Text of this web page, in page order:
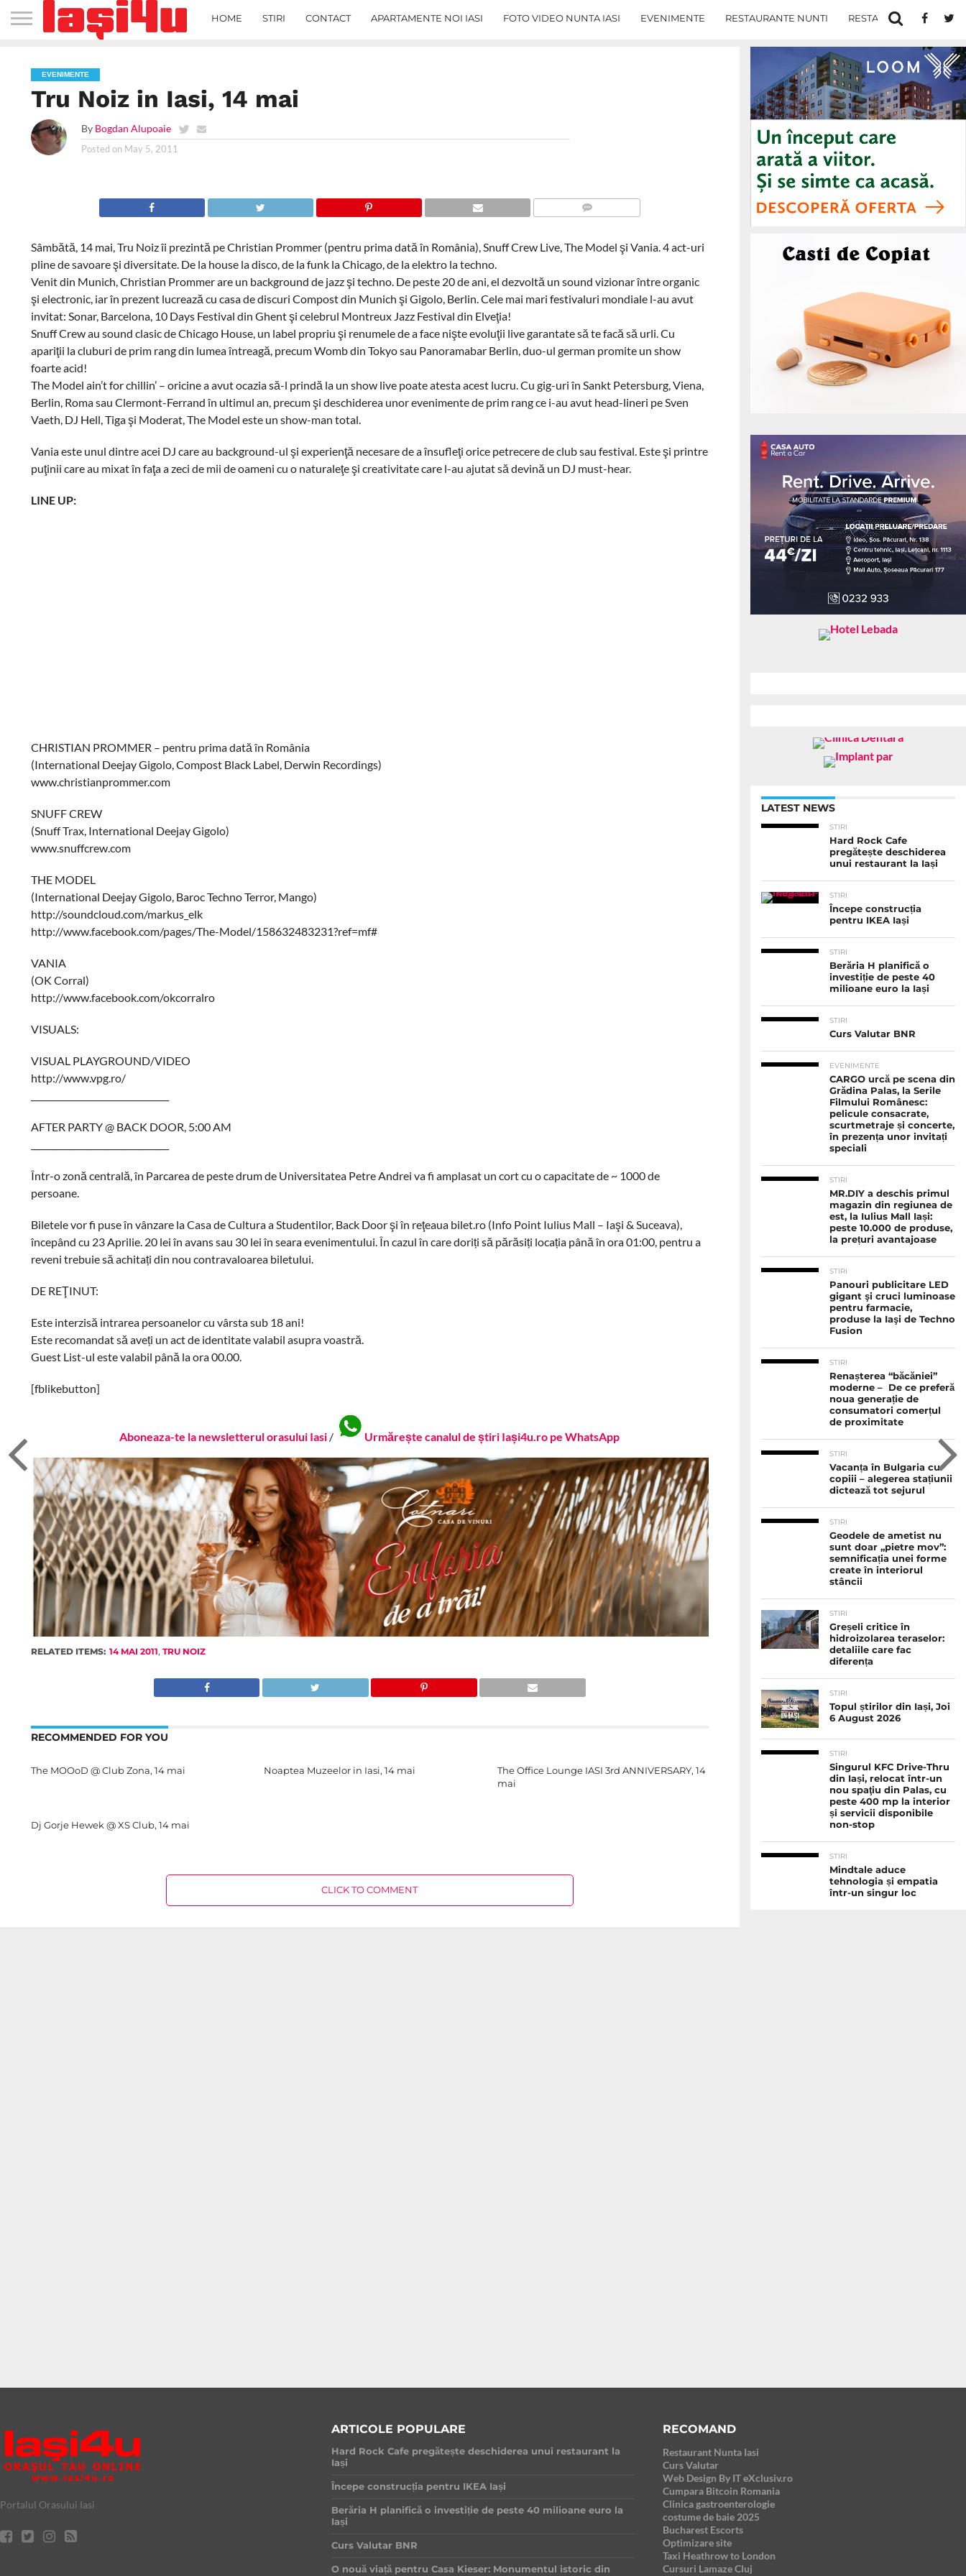
HOME STIRI CONTACT APARTAMENTE NOI IASI FOTO VIDEO NUNTA IASI EVENIMENTE RESTAURANTE NUNTI RESTAURANTE IN IASI
EVENIMENTE
Tru Noiz in Iasi, 14 mai
By Bogdan Alupoaie
Posted on May 5, 2011
Sâmbătă, 14 mai, Tru Noiz îi prezintă pe Christian Prommer (pentru prima dată în România), Snuff Crew Live, The Model şi Vania. 4 act-uri
pline de savoare şi diversitate. De la house la disco, de la funk la Chicago, de la elektro la techno.
Venit din Munich, Christian Prommer are un background de jazz şi techno. De peste 20 de ani, el dezvoltă un sound vizionar între organic
şi electronic, iar în prezent lucrează cu casa de discuri Compost din Munich şi Gigolo, Berlin. Cele mai mari festivaluri mondiale l-au avut
invitat: Sonar, Barcelona, 10 Days Festival din Ghent şi celebrul Montreux Jazz Festival din Elveţia!
Snuff Crew au sound clasic de Chicago House, un label propriu şi renumele de a face nişte evoluţii live garantate să te facă să urli. Cu
apariţii la cluburi de prim rang din lumea întreagă, precum Womb din Tokyo sau Panoramabar Berlin, duo-ul german promite un show
foarte acid!
The Model ain’t for chillin’ – oricine a avut ocazia să-l prindă la un show live poate atesta acest lucru. Cu gig-uri în Sankt Petersburg, Viena,
Berlin, Roma sau Clermont-Ferrand în ultimul an, precum şi deschiderea unor evenimente de prim rang ce i-au avut head-lineri pe Sven
Vaeth, DJ Hell, Tiga şi Moderat, The Model este un show-man total.
Vania este unul dintre acei DJ care au background-ul şi experienţă necesare de a însufleţi orice petrecere de club sau festival. Este şi printre
puţinii care au mixat în faţa a zeci de mii de oameni cu o naturaleţe şi creativitate care l-au ajutat să devină un DJ must-hear.
LINE UP:
CHRISTIAN PROMMER – pentru prima dată în România
(International Deejay Gigolo, Compost Black Label, Derwin Recordings)
www.christianprommer.com
SNUFF CREW
(Snuff Trax, International Deejay Gigolo)
www.snuffcrew.com
THE MODEL
(International Deejay Gigolo, Baroc Techno Terror, Mango)
http://soundcloud.com/markus_elk
http://www.facebook.com/pages/The-Model/158632483231?ref=mf#
VANIA
(OK Corral)
http://www.facebook.com/okcorralro
VISUALS:
VISUAL PLAYGROUND/VIDEO
http://www.vpg.ro/
AFTER PARTY @ BACK DOOR, 5:00 AM
Într-o zonă centrală, în Parcarea de peste drum de Universitatea Petre Andrei va fi amplasat un cort cu o capacitate de ~ 1000 de
persoane.
Biletele vor fi puse în vânzare la Casa de Cultura a Studentilor, Back Door şi în reţeaua bilet.ro (Info Point Iulius Mall – Iaşi & Suceava),
începând cu 23 Aprilie. 20 lei în avans sau 30 lei în seara evenimentului. În cazul în care doriți să părăsiți locația până în ora 01:00, pentru a
reveni trebuie să achitați din nou contravaloarea biletului.
DE REŢINUT:
Este interzisă intrarea persoanelor cu vârsta sub 18 ani!
Este recomandat să aveți un act de identitate valabil asupra voastră.
Guest List-ul este valabil până la ora 00.00.
[fblikebutton]
Aboneaza-te la newsletterul orasului Iasi / Urmărește canalul de știri Iași4u.ro pe WhatsApp
RELATED ITEMS: 14 MAI 2011, TRU NOIZ
RECOMMENDED FOR YOU
The MOOoD @ Club Zona, 14 mai Noaptea Muzeelor in Iasi, 14 mai
The Office Lounge IASI 3rd ANNIVERSARY, 14
mai
Dj Gorje Hewek @ XS Club, 14 mai
CLICK TO COMMENT
LATEST NEWS
STIRI
Hard Rock Cafe
pregătește deschiderea
unui restaurant la Iași
STIRI
Începe construcția
pentru IKEA Iași
STIRI
Berăria H planifică o
investiție de peste 40
milioane euro la Iași
STIRI
Curs Valutar BNR
EVENIMENTE
CARGO urcă pe scena din
Grădina Palas, la Serile
Filmului Românesc:
pelicule consacrate,
scurtmetraje și concerte,
în prezența unor invitați
speciali
STIRI
MR.DIY a deschis primul
magazin din regiunea de
est, la Iulius Mall Iași:
peste 10.000 de produse,
la prețuri avantajoase
STIRI
Panouri publicitare LED
gigant şi cruci luminoase
pentru farmacie,
produse la Iaşi de Techno
Fusion
STIRI
Renașterea “băcăniei”
moderne – De ce preferă
noua generație de
consumatori comerțul
de proximitate
STIRI
Vacanța în Bulgaria cu
copiii – alegerea stațiunii
dictează tot sejurul
STIRI
Geodele de ametist nu
sunt doar „pietre mov”:
semnificația unei forme
create în interiorul
stâncii
STIRI
Greșeli critice în
hidroizolarea teraselor:
detaliile care fac
diferența
STIRI
Topul știrilor din Iași, Joi
6 August 2026
STIRI
Singurul KFC Drive-Thru
din Iași, relocat într-un
nou spaţiu din Palas, cu
peste 400 mp la interior
și servicii disponibile
non-stop
STIRI
Mindtale aduce
tehnologia și empatia
într-un singur loc
Portalul Orasului Iasi
ARTICOLE POPULARE
Hard Rock Cafe pregătește deschiderea unui restaurant la
Iași
Începe construcția pentru IKEA Iași
Berăria H planifică o investiție de peste 40 milioane euro la
Iași
Curs Valutar BNR
O nouă viață pentru Casa Kieser: Monumentul istoric din
RECOMAND
Restaurant Nunta Iasi
Curs Valutar
Web Design By IT eXclusiv.ro
Cumpara Bitcoin Romania
Clinica gastroenterologie
costume de baie 2025
Bucharest Escorts
Optimizare site
Taxi Heathrow to London
Cursuri Lamaze Cluj